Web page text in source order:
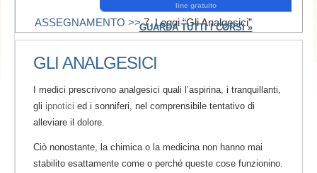
line gratuito
GUARDA TUTTI I CORSI »
ASSEGNAMENTO >>7. Leggi “Gli Analgesici”
GLI ANALGESICI
I medici prescrivono analgesici quali l’aspirina, i tranquillanti,
gli ipnotici ed i sonniferi, nel comprensibile tentativo di
alleviare il dolore.
Ciò nonostante, la chimica o la medicina non hanno mai
stabilito esattamente come o perché queste cose funzionino.